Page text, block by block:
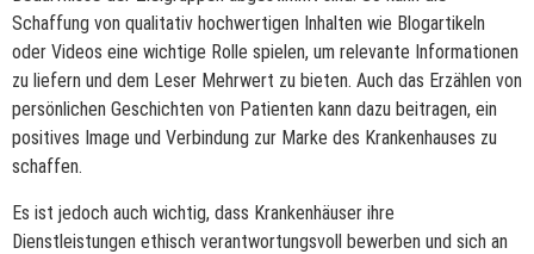
Schaffung von qualitativ hochwertigen Inhalten wie Blogartikeln
oder Videos eine wichtige Rolle spielen, um relevante Informationen
zu liefern und dem Leser Mehrwert zu bieten. Auch das Erzählen von
persönlichen Geschichten von Patienten kann dazu beitragen, ein
positives Image und Verbindung zur Marke des Krankenhauses zu
schaffen.
Es ist jedoch auch wichtig, dass Krankenhäuser ihre
Dienstleistungen ethisch verantwortungsvoll bewerben und sich an